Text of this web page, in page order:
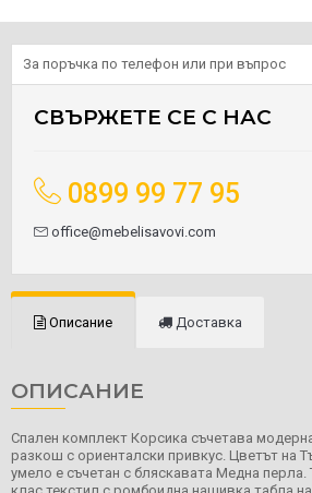
За поръчка по телефон или при въпрос
СВЪРЖЕТЕ СЕ С НАС
0899 99 77 95
office@mebelisavovi.com
Описание Доставка
ОПИСАНИЕ
Спален комплект Корсика съчетава
разкош с ориенталски привкус. Цветът на
умело е съчетан с бляскавата Медна перла.